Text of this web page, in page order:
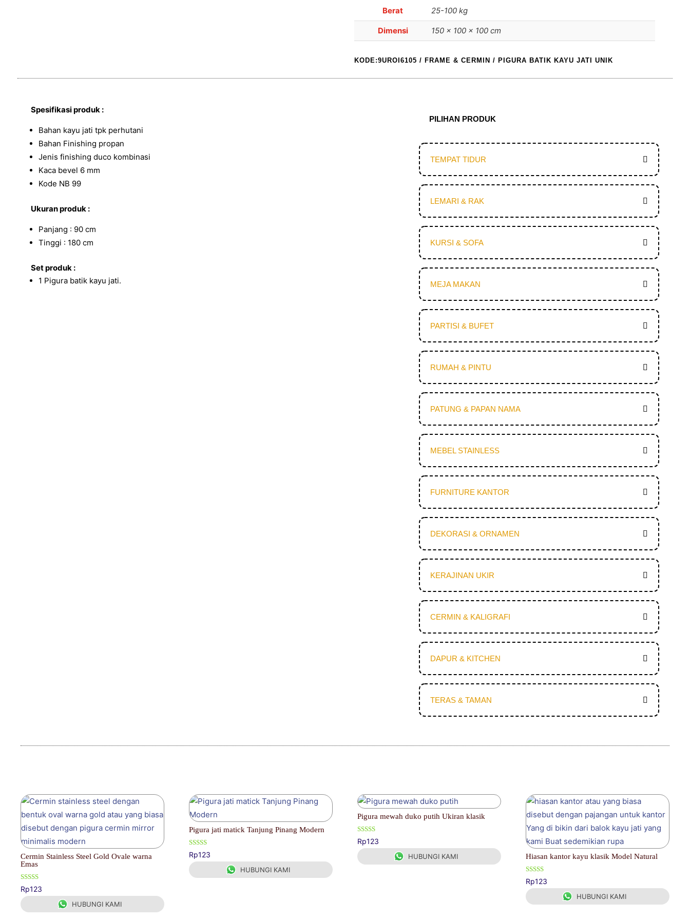
Berat 25-100 kg
Dimensi 150 × 100 × 100 cm
KODE:9UROI6105 /FRAME & CERMIN / PIGURA BATIK KAYU JATI UNIK
Spesifikasi produk :
Bahan kayu jati tpk perhutani
Bahan Finishing propan
Jenis finishing duco kombinasi
Kaca bevel 6 mm
Kode NB 99
Ukuran produk :
Panjang : 90 cm
Tinggi : 180 cm
Set produk :
1 Pigura batik kayu jati.
PILIHAN PRODUK
TEMPAT TIDUR
LEMARI & RAK
KURSI & SOFA
MEJA MAKAN
PARTISI & BUFET
RUMAH & PINTU
PATUNG & PAPAN NAMA
MEBEL STAINLESS
FURNITURE KANTOR
DEKORASI & ORNAMEN
KERAJINAN UKIR
CERMIN & KALIGRAFI
DAPUR & KITCHEN
TERAS & TAMAN
Cermin Stainless Steel Gold Ovale warna
Emas
Dinilai
4.50
dari 5
Rp123
HUBUNGI KAMI
Pigura jati matick Tanjung Pinang Modern
Dinilai
4.00
dari 5
Rp123
HUBUNGI KAMI
Pigura mewah duko putih Ukiran klasik
Dinilai
4.00
dari 5
Rp123
HUBUNGI KAMI Hiasan kantor kayu klasik Model Natural
Dinilai
5.00
dari 5
Rp123
HUBUNGI KAMI